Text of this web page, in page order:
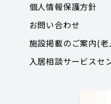
個人情報保護方針
お問い合わせ
施設掲載のご案内(
入居相談サービスセ